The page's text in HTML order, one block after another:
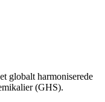
globalt harmoniserede
(GHS).